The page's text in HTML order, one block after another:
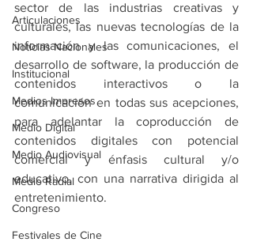
Articulaciones
Noticias Nacionales
Institucional
Medios Impresos
Medio Digital
Medio Audiovisual
Medio Radial
Congreso
Festivales de Cine
sector de las industrias creativas y
culturales, las nuevas tecnologías de la
información y las comunicaciones, el
desarrollo de software, la producción de
contenidos interactivos o la
comunicación en todas sus acepciones,
para adelantar la coproducción de
contenidos digitales con potencial
comercial y énfasis cultural y/o
educativo, con una narrativa dirigida al
entretenimiento.